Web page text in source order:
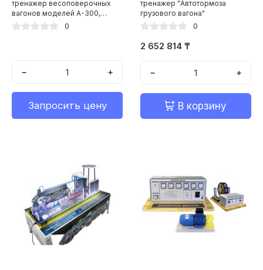
тренажер весоповерочных
вагонов моделей А-300,
ВПВ-135К
0
− +
Запросить цену
тренажер "Автотормоза
грузового вагона"
0
2 652 814 ₸
− +
В корзину